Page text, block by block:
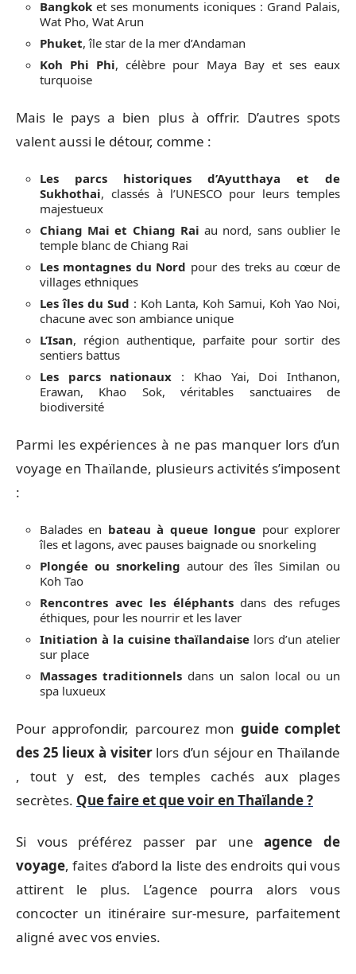
Bangkok et ses monuments iconiques : Grand Palais,
Wat Pho, Wat Arun
Phuket, île star de la mer d’Andaman
Koh Phi Phi, célèbre pour Maya Bay et ses eaux
turquoise
Mais le pays a bien plus à offrir. D’autres spots
valent aussi le détour, comme :
Les parcs historiques d’Ayutthaya et de
Sukhothai, classés à l’UNESCO pour leurs temples
majestueux
Chiang Mai et Chiang Rai au nord, sans oublier le
temple blanc de Chiang Rai
Les montagnes du Nord pour des treks au cœur de
villages ethniques
Les îles du Sud : Koh Lanta, Koh Samui, Koh Yao Noi,
chacune avec son ambiance unique
L’Isan, région authentique, parfaite pour sortir des
sentiers battus
Les parcs nationaux : Khao Yai, Doi Inthanon,
Erawan, Khao Sok, véritables sanctuaires de
biodiversité
Parmi les expériences à ne pas manquer lors d’un
voyage en Thaïlande, plusieurs activités s’imposent
:
Balades en bateau à queue longue pour explorer
îles et lagons, avec pauses baignade ou snorkeling
Plongée ou snorkeling autour des îles Similan ou
Koh Tao
Rencontres avec les éléphantsdans des refuges
éthiques, pour les nourrir et les laver
Initiation à la cuisine thaïlandaise lors d’un atelier
sur place
Massages traditionnels dans un salon local ou un
spa luxueux
Pour approfondir, parcourez mon guide complet
des 25 lieux à visiterlors d’un séjour en Thaïlande
, tout y est, des temples cachés aux plages
secrètes. Que faire et que voir en Thaïlande ?
Si vous préférez passer par uneagence de
voyage, faites d’abord la liste des endroits qui vous
attirent le plus. L’agence pourra alors vous
concocter un itinéraire sur-mesure, parfaitement
aligné avec vos envies.